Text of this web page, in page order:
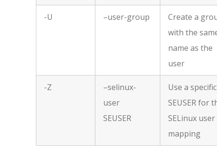
-U –user-group
Create a
with the
name as the
user
-Z
–selinux-
user
SEUSER
Use a specific
SEUSER for
SELinux user
mapping